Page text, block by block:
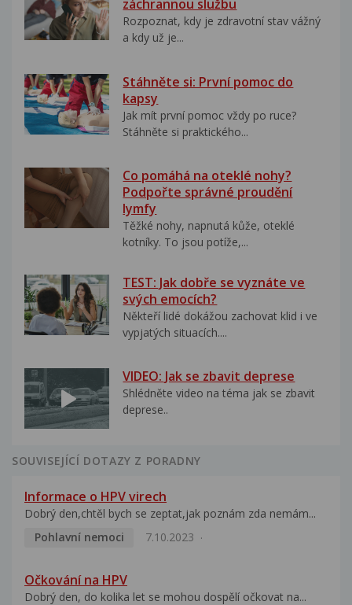
záchrannou službu
Rozpoznat, kdy je zdravotní stav vážný
a kdy už je...
Stáhněte si: První pomoc do
kapsy
Jak mít první pomoc vždy po ruce?
Stáhněte si praktického...
Co pomáhá na oteklé nohy?
Podpořte správné proudění
lymfy
Těžké nohy, napnutá kůže, oteklé
kotníky. To jsou potíže,...
TEST: Jak dobře se vyznáte ve
svých emocích?
Někteří lidé dokážou zachovat klid i ve
vypjatých situacích....
VIDEO: Jak se zbavit deprese
Shlédněte video na téma jak se zbavit
deprese..
SOUVISEJÍCÍ DOTAZY Z PORADNY
Informace o HPV virech
Dobrý den,chtěl bych se zeptat,jak poznám zda nemám...
Pohlavní nemoci
7.10.2023
Očkování na HPV
Dobrý den, do kolika let se mohou dospělí očkovat na...